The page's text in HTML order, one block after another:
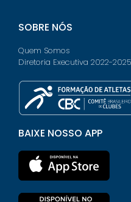
SOBRE NÓS
Quem Somos
Diretoria Executiva 2022-2025
BAIXE NOSSO APP